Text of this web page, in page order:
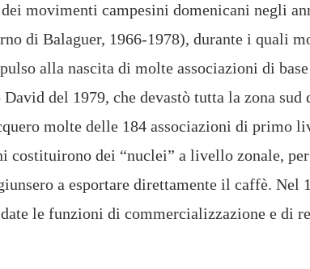
movimenti campesini domenicani negli
di Balaguer, 1966-1978), durante i quali
alla nascita di molte associazioni di
del 1979, che devastò tutta la zona
molte delle 184 associazioni di primo
costituirono dei “nuclei” a livello zonale,
a esportare direttamente il caffè. Nel
le funzioni di commercializzazione e di